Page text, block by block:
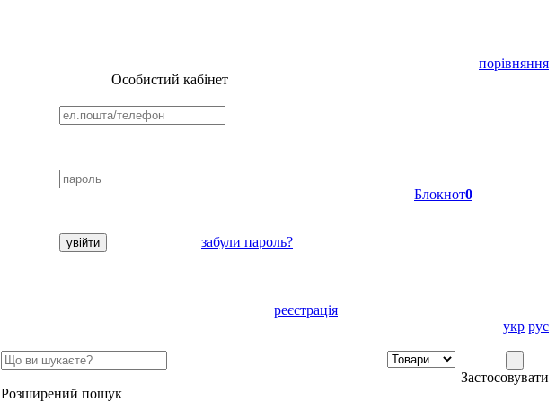
порівняння
Особистий кабінет
забули пароль?
реєстрація
Блокнот0
укр рус
Застосовувати
Розширений пошук